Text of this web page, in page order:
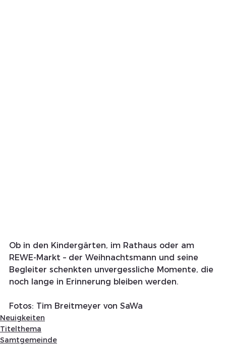
Ob in den Kindergärten, im Rathaus oder am
REWE-Markt – der Weihnachtsmann und seine
Begleiter schenkten unvergessliche Momente, die
noch lange in Erinnerung bleiben werden.
Fotos: Tim Breitmeyer von SaWa
Neuigkeiten
Titelthema
Samtgemeinde